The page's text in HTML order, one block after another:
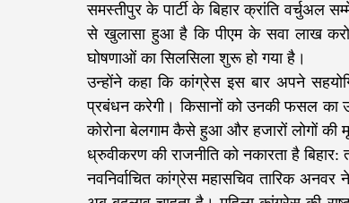
समस्तीपुर के पार्टी के बिहार क्रांति
से खुलासा हुआ है कि पीएम के सवा लाख
घोषणाओं का सिलसिला शुरू हो गया है।
उन्होंने कहा कि कांग्रेस इस बार अपने
प्रबंधन करेगी। किसानों को उनकी फसल का
कोरोना बेलगाम कैसे हुआ और हजारों लोगों की
ध्रुवीकरण की राजनीति को नकारता है बिहार:
नवनिर्वाचित कांग्रेस महासचिव तारिक